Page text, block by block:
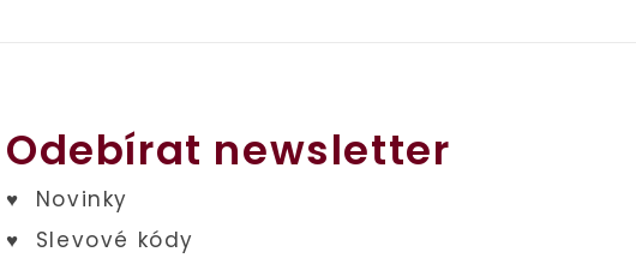
Odebírat newsletter